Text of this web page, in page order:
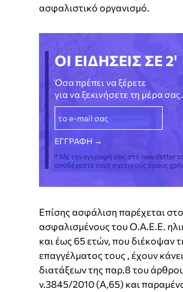
ασφαλιστικό οργανισμό.
ΟΙ ΕΙΔΗΣΕΙΣ ΣΕ 2'
Όσα πρέπει να ξέρετε
για να ξεκινήσετε τη μέρα σας.
* Με την εγγραφή σας στο newsletter
αποδέχεστε τους σχετικούς όρους
Επίσης ασφάλιση παρέχεται
ασφαλισμένους του Ο.Α.Ε.Ε.
και έως 65 ετών, που διέκοψαν
επαγγέλματος τους , έχουν
διατάξεων της παρ.8 του
ν.3845/2010 (Α,65) και